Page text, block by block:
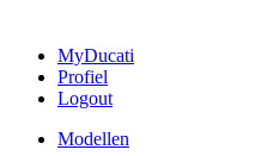
MyDucati
Profiel
Logout
Modellen